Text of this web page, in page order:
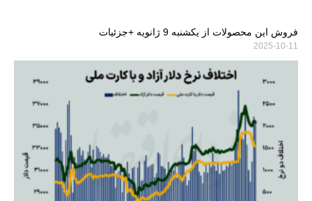
فروش این محصولات از یکشنبه 9 ژانویه +جزئیات
2025-10-11